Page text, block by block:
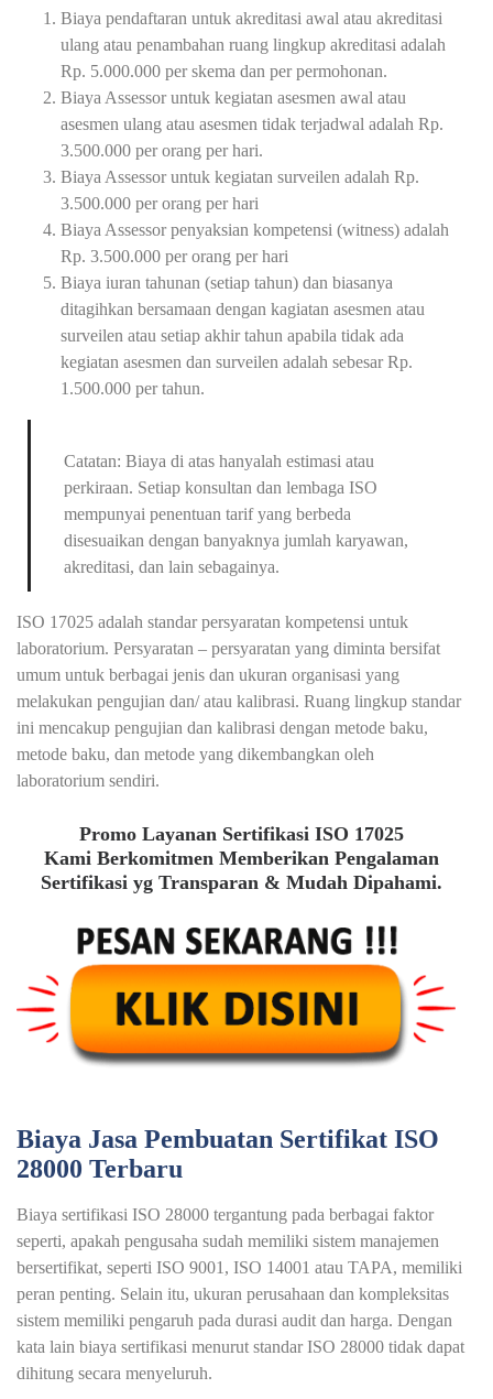
Biaya pendaftaran untuk akreditasi awal atau akreditasi
ulang atau penambahan ruang lingkup akreditasi adalah
Rp. 5.000.000 per skema dan per permohonan.
Biaya Assessor untuk kegiatan asesmen awal atau
asesmen ulang atau asesmen tidak terjadwal adalah Rp.
3.500.000 per orang per hari.
Biaya Assessor untuk kegiatan surveilen adalah Rp.
3.500.000 per orang per hari
Biaya Assessor penyaksian kompetensi (witness) adalah
Rp. 3.500.000 per orang per hari
Biaya iuran tahunan (setiap tahun) dan biasanya
ditagihkan bersamaan dengan kagiatan asesmen atau
surveilen atau setiap akhir tahun apabila tidak ada
kegiatan asesmen dan surveilen adalah sebesar Rp.
1.500.000 per tahun.
Catatan: Biaya di atas hanyalah estimasi atau
perkiraan. Setiap konsultan dan lembaga ISO
mempunyai penentuan tarif yang berbeda
disesuaikan dengan banyaknya jumlah karyawan,
akreditasi, dan lain sebagainya.
ISO 17025 adalah standar persyaratan kompetensi untuk
laboratorium. Persyaratan – persyaratan yang diminta bersifat
umum untuk berbagai jenis dan ukuran organisasi yang
melakukan pengujian dan/ atau kalibrasi. Ruang lingkup standar
ini mencakup pengujian dan kalibrasi dengan metode baku,
metode baku, dan metode yang dikembangkan oleh
laboratorium sendiri.
Promo Layanan Sertifikasi ISO 17025
Kami Berkomitmen Memberikan Pengalaman
Sertifikasi yg Transparan & Mudah Dipahami.
Biaya Jasa Pembuatan Sertifikat ISO
28000 Terbaru
Biaya sertifikasi ISO 28000 tergantung pada berbagai faktor
seperti, apakah pengusaha sudah memiliki sistem manajemen
bersertifikat, seperti ISO 9001, ISO 14001 atau TAPA, memiliki
peran penting. Selain itu, ukuran perusahaan dan kompleksitas
sistem memiliki pengaruh pada durasi audit dan harga. Dengan
kata lain biaya sertifikasi menurut standar ISO 28000 tidak dapat
dihitung secara menyeluruh.